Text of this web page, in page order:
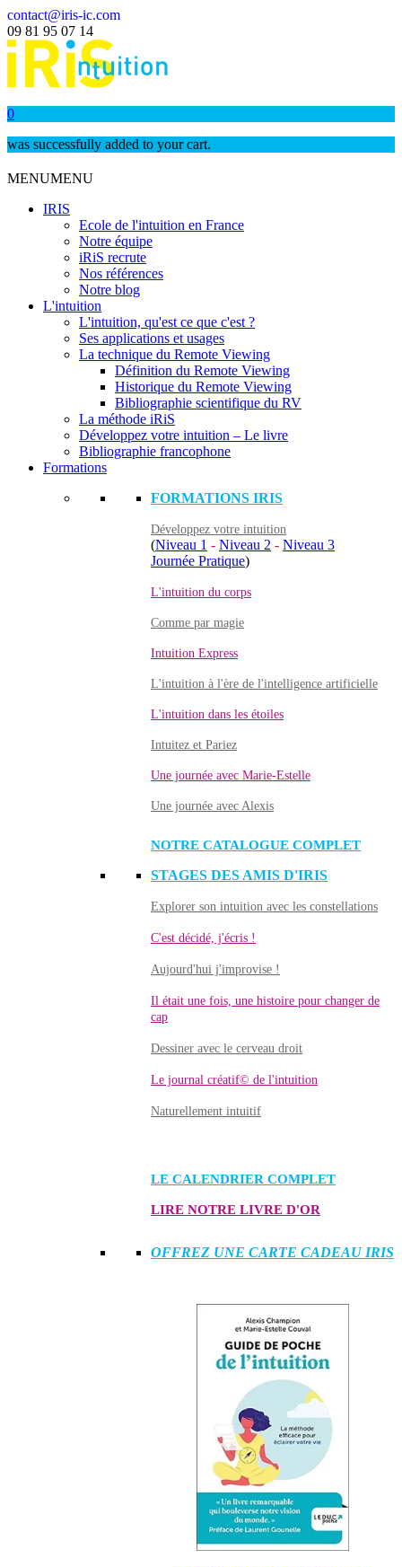
contact@iris-ic.com
09 81 95 07 14
0
was successfully added to your cart.
MENUMENU
IRIS
Ecole de l'intuition en France
Notre équipe
iRiS recrute
Nos références
Notre blog
L'intuition
L'intuition, qu'est ce que c'est ?
Ses applications et usages
La technique du Remote Viewing
Définition du Remote Viewing
Historique du Remote Viewing
Bibliographie scientifique du RV
La méthode iRiS
Développez votre intuition – Le livre
Bibliographie francophone
Formations
FORMATIONS IRIS
Développez votre intuition
(Niveau 1 - Niveau 2 - Niveau 3
Journée Pratique)
L'intuition du corps
Comme par magie
Intuition Express
L'intuition à l'ère de l'intelligence artificielle
L'intuition dans les étoiles
Intuitez et Pariez
Une journée avec Marie-Estelle
Une journée avec Alexis
NOTRE CATALOGUE COMPLET
STAGES DES AMIS D'IRIS
Explorer son intuition avec les constellations
C'est décidé, j'écris !
Aujourd'hui j'improvise !
Il était une fois, une histoire pour changer de
cap
Dessiner avec le cerveau droit
Le journal créatif© de l'intuition
Naturellement intuitif
LE CALENDRIER COMPLET
LIRE NOTRE LIVRE D'OR
OFFREZ UNE CARTE CADEAU IRIS